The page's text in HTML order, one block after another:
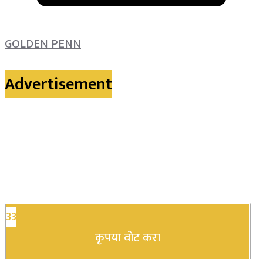
GOLDEN PENN
Advertisement
33
कृपया वोट करा